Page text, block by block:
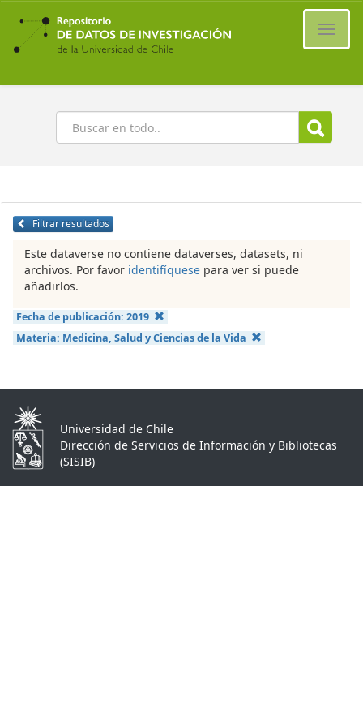
Ir
contenido
principal
Buscar
Filtrar resultados
Este dataverse no contiene dataverses, datasets, ni
archivos. Por favor identifíquese para ver si puede
añadirlos.
Fecha de publicación: 2019
Materia: Medicina, Salud y Ciencias de la Vida
Universidad de Chile
Dirección de Servicios de Información y Bibliotecas
(SISIB)